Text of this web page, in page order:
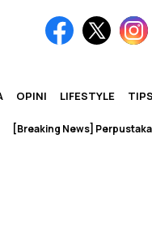
OPINI LIFESTYLE
News] Perpustakaan